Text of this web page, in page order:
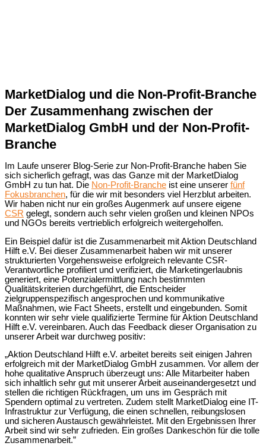
MarketDialog und die Non-Profit-Branche
Der Zusammenhang zwischen der
MarketDialog GmbH und der Non-Profit-
Branche
Im Laufe unserer Blog-Serie zur Non-Profit-Branche haben Sie
sich sicherlich gefragt, was das Ganze mit der MarketDialog
GmbH zu tun hat. Die Non-Profit-Branche ist eine unserer fünf
Fokusbranchen, für die wir mit besonders viel Herzblut arbeiten.
Wir haben nicht nur ein großes Augenmerk auf unsere eigene
CSR gelegt, sondern auch sehr vielen großen und kleinen NPOs
und NGOs bereits vertrieblich erfolgreich weitergeholfen.
Ein Beispiel dafür ist die Zusammenarbeit mit Aktion Deutschland
Hilft e.V. Bei dieser Zusammenarbeit haben wir mit unserer
strukturierten Vorgehensweise erfolgreich relevante CSR-
Verantwortliche profiliert und verifiziert, die Marketingerlaubnis
generiert, eine Potenzialermittlung nach bestimmten
Qualitätskriterien durchgeführt, die Entscheider
zielgruppenspezifisch angesprochen und kommunikative
Maßnahmen, wie Fact Sheets, erstellt und eingebunden. Somit
konnten wir sehr viele qualifizierte Termine für Aktion Deutschland
Hilft e.V. vereinbaren. Auch das Feedback dieser Organisation zu
unserer Arbeit war durchweg positiv:
„Aktion Deutschland Hilft e.V. arbeitet bereits seit einigen Jahren
erfolgreich mit der MarketDialog GmbH zusammen. Vor allem der
hohe qualitative Anspruch überzeugt uns: Alle Mitarbeiter haben
sich inhaltlich sehr gut mit unserer Arbeit auseinandergesetzt und
stellen die richtigen Rückfragen, um uns im Gespräch mit
Spendern optimal zu vertreten. Zudem stellt MarketDialog eine IT-
Infrastruktur zur Verfügung, die einen schnellen, reibungslosen
und sicheren Austausch gewährleistet. Mit den Ergebnissen Ihrer
Arbeit sind wir sehr zufrieden. Ein großes Dankeschön für die tolle
Zusammenarbeit.”